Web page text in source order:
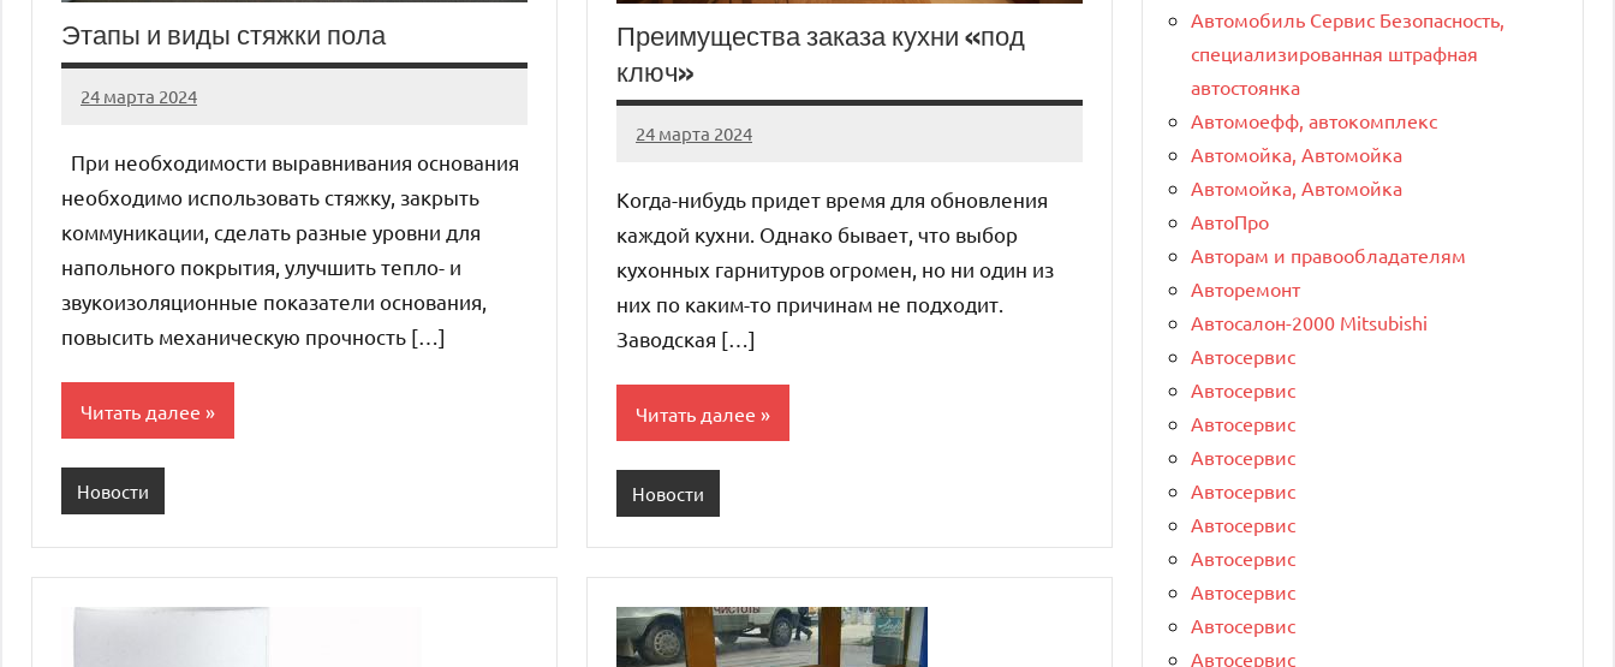
Этапы и виды стяжки пола
24 марта 2024
stroyka_sl_r
Нет
При необходимости выравнивания основания
необходимо использовать стяжку, закрыть
коммуникации, сделать разные уровни для
напольного покрытия, улучшить тепло- и
звукоизоляционные показатели основания,
повысить механическую прочность […]
Читать далее
Новости
Преимущества заказа кухни «под
ключ»
24 марта 2024
stroyka_sl_r
Нет
Когда-нибудь придет время для обновления
каждой кухни. Однако бывает, что выбор
кухонных гарнитуров огромен, но ни один из
них по каким-то причинам не подходит.
Заводская […]
Читать далее
Новости
Автомобиль Сервис Безопасность,
специализированная штрафная
автостоянка
Автомоефф, автокомплекс
Автомойка, Автомойка
Автомойка, Автомойка
АвтоПро
Авторам и правообладателям
Авторемонт
Автосалон-2000 Mitsubishi
Автосервис
Автосервис
Автосервис
Автосервис
Автосервис
Автосервис
Автосервис
Автосервис
Автосервис
Автосервис